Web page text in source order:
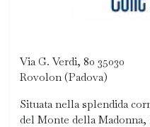
Via G. Verdi, 80 35030
Rovolon (Padova)
Situata nella splendida
del Monte della